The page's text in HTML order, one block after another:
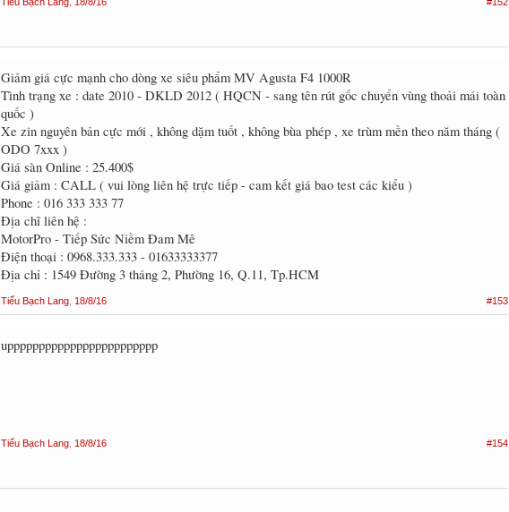
Giảm giá cực mạnh cho dòng xe siêu phẩm MV Agusta F4 1000R
Tình trạng xe : date 2010 - DKLD 2012 ( HQCN - sang tên rút gốc chuyển vùng thoải mái toàn
quốc )
Xe zin nguyên bản cực mới , không dặm tuốt , không bùa phép , xe trùm mền theo năm tháng (
ODO 7xxx )
Giá sàn Online : 25.400$
Giá giảm : CALL ( vui lòng liên hệ trực tiếp - cam kết giá bao test các kiểu )
Phone : 016 333 333 77
Địa chĩ liên hệ :
MotorPro - Tiếp Sức Niềm Đam Mê
Điện thoại : 0968.333.333 - 01633333377
Địa chỉ : 1549 Đường 3 tháng 2, Phường 16, Q.11, Tp.HCM
Tiểu Bạch Lang 18/8/16 #153
upppppppppppppppppppppppp
Tiểu Bạch Lang 18/8/16 #154